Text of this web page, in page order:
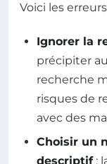
Voici les
Ignorer la
précipiter
recherche
risques de
avec des
Choisir un
descriptif: